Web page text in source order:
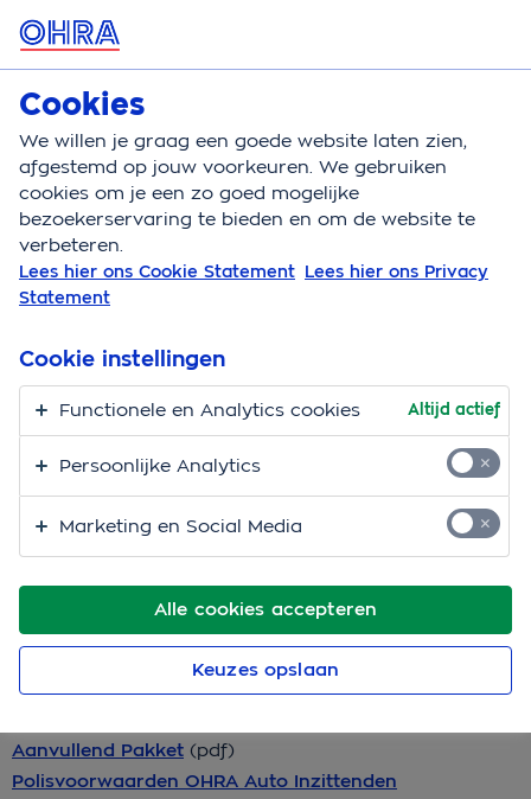
MENU
Autoverzekering
Autoverzekering Polisvoorwaarden
Polisvoorwaarden
autoverzekering
verzekerd bent. Heb je niet genoeg aan de informatie
op onze website of wil je je graag tot in de puntjes
verdiepen? In de documenten op deze pagina vind je
alle details van de OHRAAutoverzekering
Polisvoorwaarden OHRA
Autoverzekering
Polisvoorwaarden OHRA Autoverzekering
Polisvoorwaarden OHRA Autoverzekering met
Aanvullend Pakket(pdf)
Aanvullend Pakket (pdf)
Polisvoorwaarden OHRA Auto Inzittenden
Cookies
We willen je graag een goede website laten zien,
afgestemd op jouw voorkeuren. We gebruiken
cookies om je een zo goed mogelijke
bezoekerservaring te bieden en om de website te
verbeteren.
Lees hier ons Cookie Statement Lees hier ons Privacy
Statement
Alle cookies accepteren
Cookie instellingen
Functionele en Analytics cookies Altijd actief
Persoonlijke Analytics
Marketing en Social Media
Keuzes opslaan